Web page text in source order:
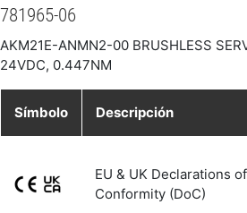
781965-06
AKM21E-ANMN2-00 BRUSHLESS
24VDC, 0.447NM
Símbolo Descripción
EU & UK Declarations of
Conformity (DoC)